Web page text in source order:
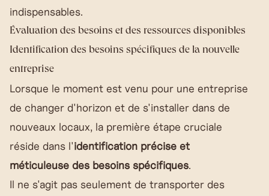
indispensables.
Évaluation des besoins et des ressources disponibles
Identification des besoins spécifiques de la nouvelle
entreprise
Lorsque le moment est venu pour une entreprise
de changer d'horizon et de s'installer dans de
nouveaux locaux, la première étape cruciale
réside dans l'identification précise et
méticuleuse des besoins spécifiques.
Il ne s'agit pas seulement de transporter des